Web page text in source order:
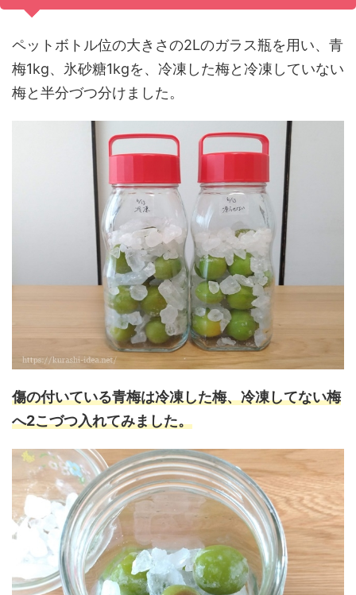
ペットボトル位の大きさの2Lのガラス瓶を用い、青
梅1kg、氷砂糖1kgを、冷凍した梅と冷凍していない
梅と半分づつ分けました。
傷の付いている青梅は冷凍した梅、冷凍してない梅
へ2こづつ入れてみました。